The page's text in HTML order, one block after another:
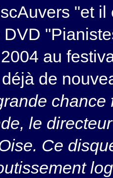
"et il
au
de
chance
le
Ce